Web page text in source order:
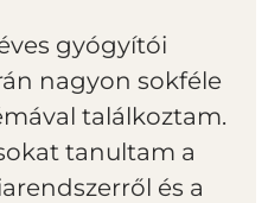
gyógyítói
nagyon sokféle
találkoztam.
tanultam a
és a